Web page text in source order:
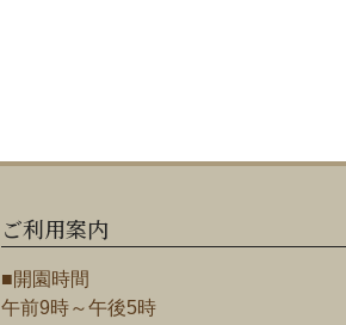
ご利用案内
■開園時間
午前9時～午後5時